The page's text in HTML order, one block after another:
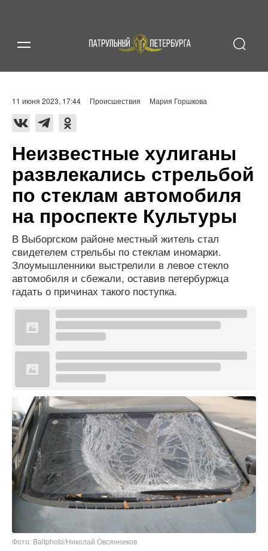
11 июня 2023, 17:44 Происшествия Мария Горшкова
Неизвестные хулиганы
развлекались стрельбой
по стеклам автомобиля
на проспекте Культуры
В Выборгском районе местный житель стал
свидетелем стрельбы по стеклам иномарки.
Злоумышленники выстрелили в левое стекло
автомобиля и сбежали, оставив петербуржца
гадать о причинах такого поступка.
Фото: Baltphoto/Николай Овсянников